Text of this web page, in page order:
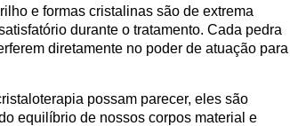
e formas cristalinas são de extrema
durante o tratamento. Cada pedra
diretamente no poder de atuação para
possam parecer, eles são
equilíbrio de nossos corpos material e